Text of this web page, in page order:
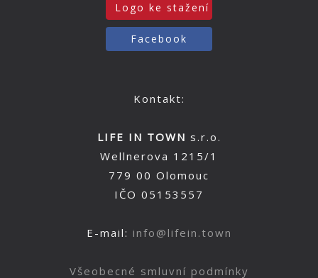
Logo ke stažení
Facebook
Kontakt:
LIFE IN TOWN s.r.o.
Wellnerova 1215/1
779 00 Olomouc
IČO 05153557
E-mail: info@lifein.town
Všeobecné smluvní podmínky